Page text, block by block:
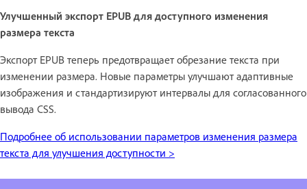
Улучшенный экспорт EPUB для доступного изменения
размера текста
Экспорт EPUB теперь предотвращает обрезание текста при
изменении размера. Новые параметры улучшают адаптивные
изображения и стандартизируют интервалы для согласованного
вывода CSS.
Подробнее об использовании параметров изменения размера
текста для улучшения доступности >